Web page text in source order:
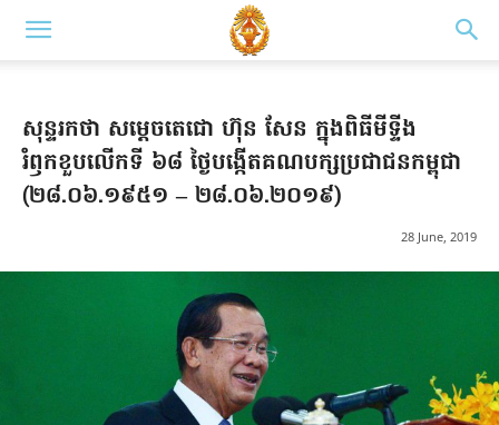
សុន្ទរកថា សម្តេចតេជោ ហ៊ុន សែន ក្នុងពិធីមីទ្ទីង
រំឭកខួបលើកទី ៦៨ ថ្ងៃបង្កើតគណបក្សប្រជាជនកម្ពុជា
(២៨.០៦.១៩៥១ – ២៨.០៦.២០១៩)
28 June, 2019